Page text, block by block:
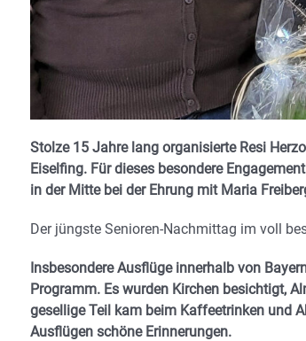
Stolze 15 Jahre lang organisierte Resi
Eiselfing. Für dieses besondere
in der Mitte bei der Ehrung mit Maria
Der jüngste Senioren-Nachmittag im voll
Insbesondere Ausflüge innerhalb von
Programm. Es wurden Kirchen besichtigt,
gesellige Teil kam beim Kaffeetrinken und
Ausflügen schöne Erinnerungen.